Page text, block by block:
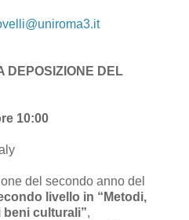
DEPOSIZIONE DEL
10:00
del secondo anno del
livello in “Metodi,
beni culturali”,